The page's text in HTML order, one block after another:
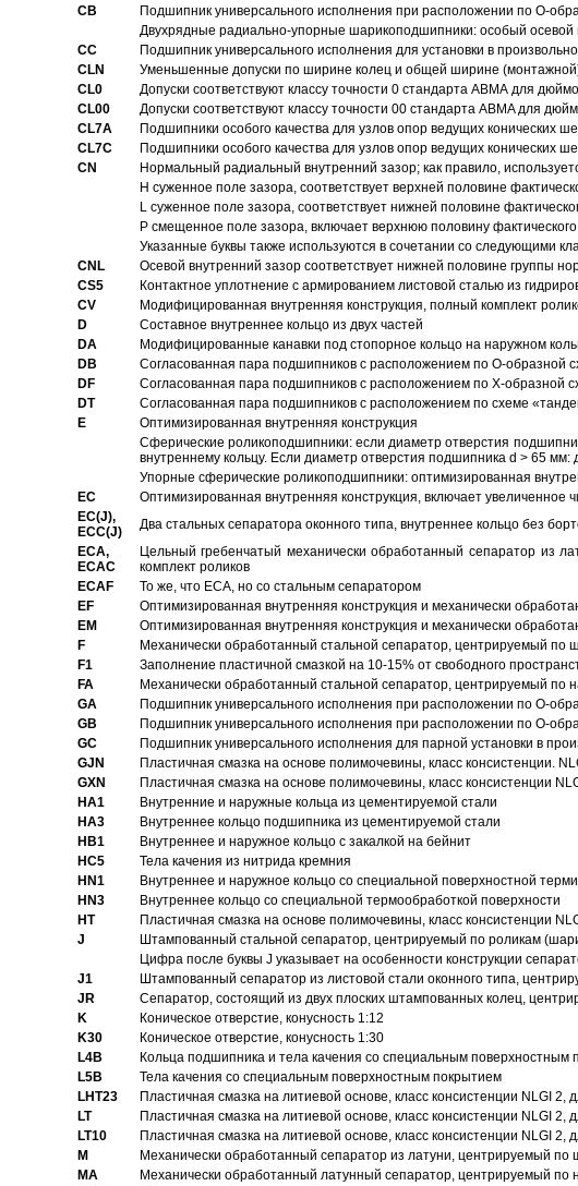
CB
Подшипник универсального исполнения при расположении по О-
Двухрядные радиально-упорные шарикоподшипники: особый осевой
CC
Подшипник универсального исполнения для установки в
CLN
Уменьшенные допуски по ширине колец и общей ширине (монтажной);
CL0
Допуски соответствуют классу точности 0 стандарта АВМА для
CL00
Допуски соответствуют классу точности 00 стандарта ABMA для
CL7A
Подшипники особого качества для узлов опор ведущих конических
CL7C
Подшипники особого качества для узлов опор ведущих конических
CN
Hормальный радиальный внутренний зазор; как правило,
H суженное поле зазора, соответствует верхней половине
L суженное поле зазора, соответствует нижней половине
P смещенное поле зазора, включает верхнюю половину
Указанные буквы также используются в сочетании со следующими
CNL
Осевой внутренний зазор соответствует нижней половине группы
CS5
Контактное уплотнение с армированием листовой сталью из
CV
Модифицированная внутренняя конструкция, полный комплект
D
Составное внутреннее кольцо из двух частей
DA
Модифицированные канавки под стопорное кольцо на наружном
DB
Согласованная пара подшипников с расположением по О-образной
DF
Согласованная пара подшипников с расположением по Х-образной
DT
Согласованная пара подшипников с расположением по схеме
E
Оптимизированная внутренняя конструкция
Сферические роликоподшипники: если диаметр отверстия
внутреннему кольцу. Если диаметр отверстия подшипника d > 65
Упорные сферические роликоподшипники: оптимизированная
EC
Oптимизированная внутренняя конструкция, включает
EC(J),
ECC(J)
Два стальных сепаратора оконного типа, внутреннее кольцо без
ECA,
ECAC
Цельный гребенчатый механически обработанный сепаратор из
комплект роликов
ECAF
То же, что ECA, но со стальным сепаратором
EF
Оптимизированная внутренняя конструкция и механически
EM
Оптимизированная внутренняя конструкция и механически
F
Механически обработанный стальной сепаратор, центрируемый по
F1
Заполнение пластичной смазкой на 10-15% от свободного
FA
Механически обработанный стальной сепаратор, центрируемый по
GA
Подшипник универсального исполнения при расположении по О-
GB
Подшипник универсального исполнения при расположении по О-
GC
Подшипник универсального исполнения для парной установки в
GJN
Пластичная смазка на основе полимочевины, класс консистенции.
GXN
Пластичная смазка на основе полимочевины, класс консистенции
HA1
Внутренние и наружные кольца из цементируемой стали
HA3
Bнутреннее кольцо подшипника из цементируемой стали
HB1
Bнутреннее и наружное кольцо с закалкой на бейнит
HC5
Тела качения из нитрида кремния
HN1
Bнутреннее и наружное кольцо со специальной поверхностной
HN3
Внутреннее кольцо со специальной термообработкой поверхности
HT
Пластичная смазка на основе полимочевины, класс консистенции
J
Штампованный стальной сепаратор, центрируемый по роликам
Цифра после буквы J указывает на особенности конструкции
J1
Штампованный сепаратор из листовой стали оконного типа,
JR
Сепаратор, состоящий из двух плоских штампованных колец,
K
Коническое отверстие, конусность 1:12
K30
Коническое отверстие, конусность 1:30
L4B
Кольца подшипника и тела качения со специальным поверхностным
L5B
Тела качения со специальным поверхностным покрытием
LHT23
Пластичная смазка на литиевой основе, класс консистенции NLGI
LT
Пластичная смазка на литиевой основе, класс консистенции NLGI
LT10
Пластичная смазка на литиевой основе, класс консистенции NLGI
M
Механически обработанный сепаратор из латуни, центрируемый
MA
Механически обработанный латунный сепаратор, центрируемый по